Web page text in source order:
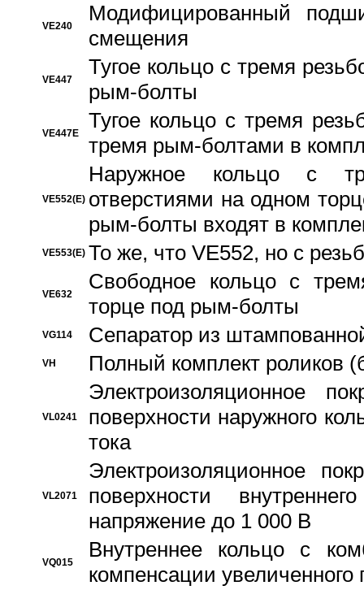
VE240
Модифицированный
смещения
VE447
Тугое кольцо с тремя
рым-болты
VE447E
Тугое кольцо с тремя
тремя рым-болтами в
VE552(E)
Наружное кольцо с
отверстиями на одном
рым-болты входят в
VE553(E) То же, что VE552, но с
VE632
Свободное кольцо с
торце под рым-болты
VG114 Сепаратор из
VH Полный комплект роликов
VL0241
Электроизоляционное
поверхности наружного
тока
VL2071
Электроизоляционное
поверхности
напряжение до 1 000 В
VQ015
Bнутреннее кольцо с
компенсации увеличенного